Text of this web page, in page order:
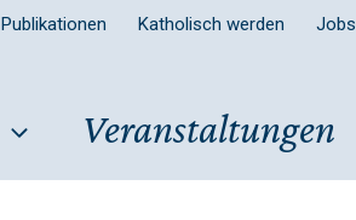
Publikationen Katholisch werden Jobs
Veranstaltungen